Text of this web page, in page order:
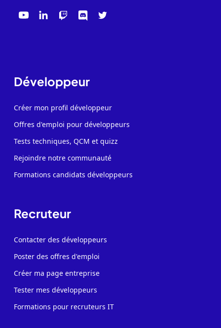
Développeur
Créer mon profil développeur
Offres d'emploi pour développeurs
Tests techniques, QCM et quizz
Rejoindre notre communauté
Formations candidats développeurs
Recruteur
Contacter des développeurs
Poster des offres d'emploi
Créer ma page entreprise
Tester mes développeurs
Formations pour recruteurs IT